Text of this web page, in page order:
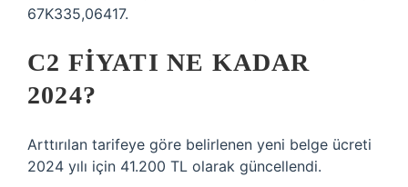
67K335,06417.
C2 FIYATI NE KADAR
2024?
Arttırılan tarifeye göre belirlenen yeni belge ücreti
2024 yılı için 41.200 TL olarak güncellendi.